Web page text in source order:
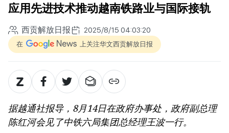
应用先进技术推动越南铁路业与国际接轨
西贡解放日报 2025/8/15 04:03:20
在 上关注华文西贡解放日报
据越通社报导，8月14日在政府办事处，政府副总理
陈红河会见了中铁六局集团总经理王波一行。